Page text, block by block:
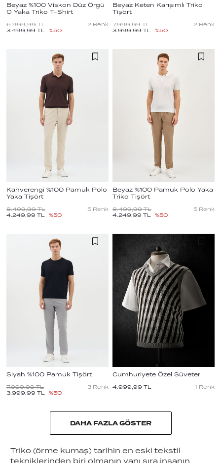
Beyaz %100 Viskon Düz Örgü
O Yaka Triko T-Shirt
6.999,99 TL
3.499,99 TL %50
2 Renk
Beyaz Keten Karışımlı Triko
Tişört
7.999,99 TL
3.999,99 TL %50
2 Renk
Kahverengi %100 Pamuk Polo
Yaka Tişört
8.499,99 TL
4.249,99 TL %50
5 Renk
Beyaz %100 Pamuk Polo Yaka
Triko Tişört
8.499,99 TL
4.249,99 TL %50
5 Renk
Siyah %100 Pamuk Tişört
7.999,99 TL
3.999,99 TL %50
3 Renk
Cumhuriyete Özel Süveter
4.999,99 TL 1 Renk
DAHA FAZLA GÖSTER
Triko (örme kumaş) tarihin en eski tekstil
tekniklerinden biri olmanın yanı sıra insanın